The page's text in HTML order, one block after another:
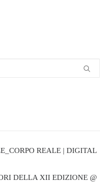
REALE | DIGITAL
DELLA XII EDIZIONE @